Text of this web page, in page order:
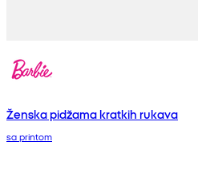
Ženska pidžama kratkih rukava
sa printom